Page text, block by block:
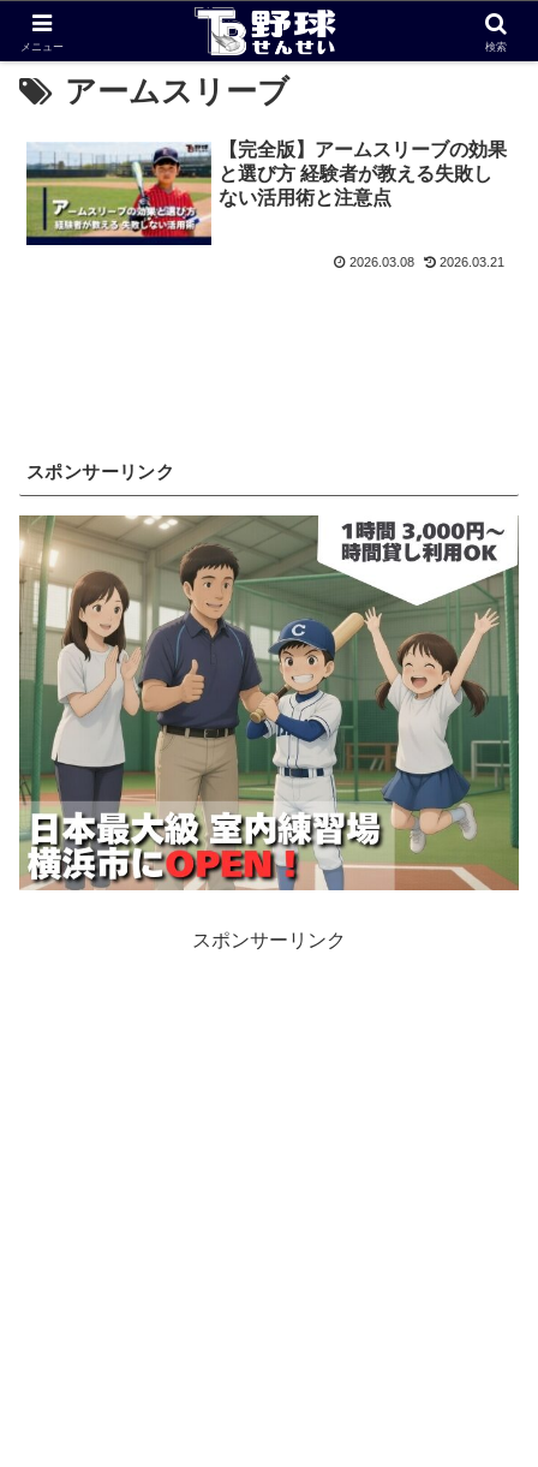
アームスリーブ
【完全版】アームスリーブの効果
と選び方 経験者が教える失敗し
ない活用術と注意点
2026.03.08 2026.03.21
スポンサーリンク
スポンサーリンク
メニュー 検索